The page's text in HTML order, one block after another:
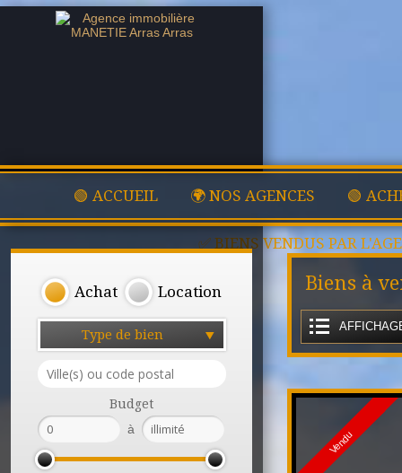
🟢 ACCUEIL 🌍 NOS AGENCES 🟢
✅ BIENS VENDUS PAR
Achat Location
Type de bien
Budget
à
Biens à
Vendu